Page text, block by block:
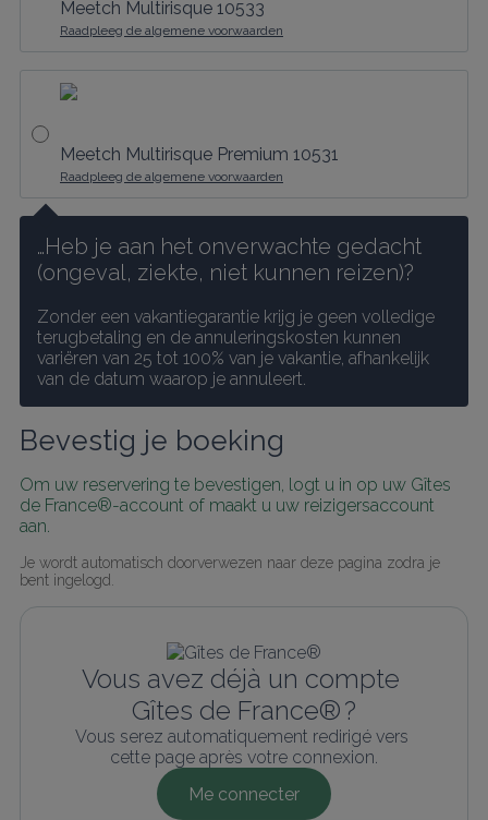
Meetch Multirisque 10533
Raadpleeg de algemene voorwaarden
Meetch Multirisque Premium 10531
Raadpleeg de algemene voorwaarden
…Heb je aan het onverwachte gedacht
(ongeval, ziekte, niet kunnen reizen)?
Zonder een vakantiegarantie krijg je geen volledige
terugbetaling en de annuleringskosten kunnen
variëren van 25 tot 100% van je vakantie, afhankelijk
van de datum waarop je annuleert.
Bevestig je boeking
Om uw reservering te bevestigen, logt u in op uw Gîtes
de France®-account of maakt u uw reizigersaccount
aan.
Je wordt automatisch doorverwezen naar deze pagina zodra je
bent ingelogd.
Vous avez déjà un compte
Gîtes de France® ?
Vous serez automatiquement redirigé vers
cette page après votre connexion.
Me connecter